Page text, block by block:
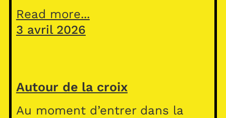
Read more...
3 avril 2026
Autour de la croix
Au moment d’entrer dans la